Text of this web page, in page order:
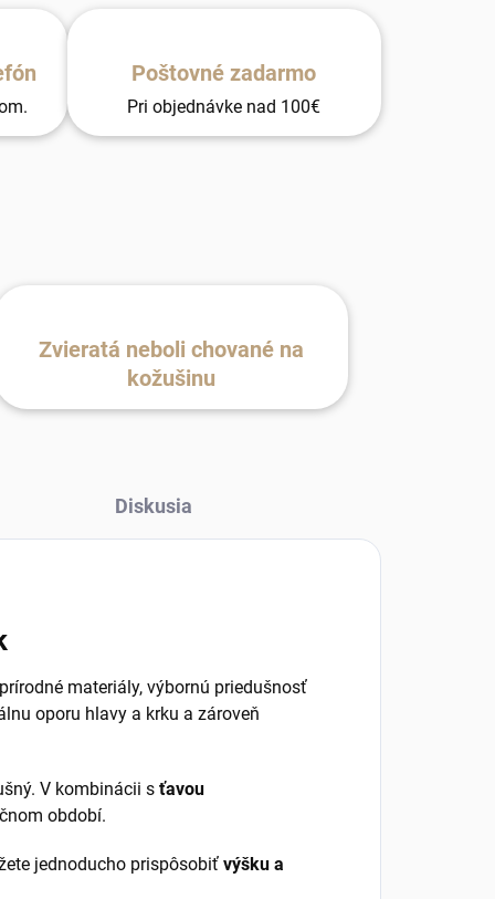
Poštovné zadarmo
Pri objednávke nad 100€
Zvieratá neboli chované na
kožušinu
Diskusia
materiály, výbornú priedušnosť
oporu hlavy a krku a zároveň
V kombinácii s ťavou
období.
jednoducho prispôsobiť výšku a